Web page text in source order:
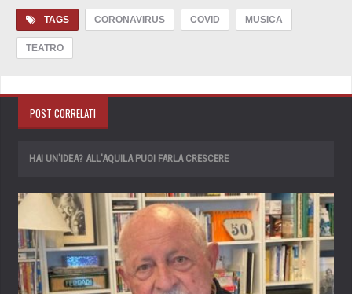
TAGS CORONAVIRUS COVID MUSICA
TEATRO
POST CORRELATI
HAI UN'IDEA? ALL'AQUILA PUOI FARLA CRESCERE